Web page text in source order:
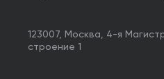
123007, Москва
4-я
строение 1